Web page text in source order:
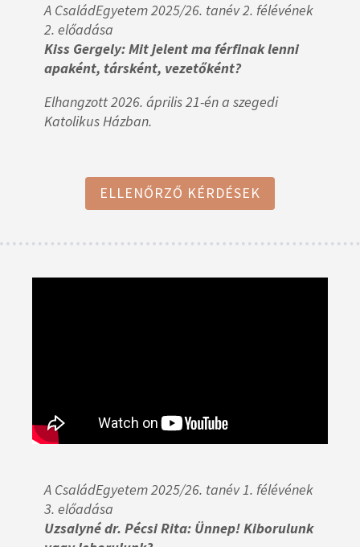
A CsaládEgyetem 2025/26. tanév 2. félévének
2. előadása
Kiss Gergely: Mit jelent ma férfinak lenni
apaként, társként, vezetőként?
Elhangzott 2026. április 21-én a szegedi
Katolikus Házban.
ELLENŐRZŐ KÉRDÉSEK
A CsaládEgyetem 2025/26. tanév 1. félévének
3. előadása
Uzsalyné dr. Pécsi Rita: Ünnep! Kiborulunk